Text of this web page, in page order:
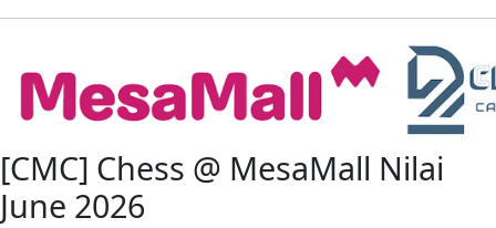
[CMC] Chess @ MesaMall Nilai
June 2026